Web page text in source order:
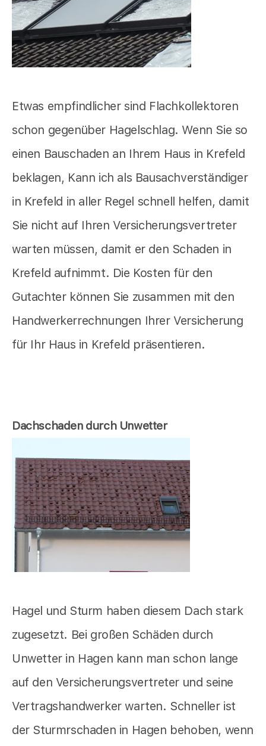
Etwas empfindlicher sind Flachkollektoren
schon gegenüber Hagelschlag. Wenn Sie so
einen Bauschaden an Ihrem Haus in Krefeld
beklagen, Kann ich als Bausachverständiger
in Krefeld in aller Regel schnell helfen, damit
Sie nicht auf Ihren Versicherungsvertreter
warten müssen, damit er den Schaden in
Krefeld aufnimmt. Die Kosten für den
Gutachter können Sie zusammen mit den
Handwerkerrechnungen Ihrer Versicherung
für Ihr Haus in Krefeld präsentieren.
Dachschaden durch Unwetter
Hagel und Sturm haben diesem Dach stark
zugesetzt. Bei großen Schäden durch
Unwetter in Hagen kann man schon lange
auf den Versicherungsvertreter und seine
Vertragshandwerker warten. Schneller ist
der Sturmrschaden in Hagen behoben, wenn